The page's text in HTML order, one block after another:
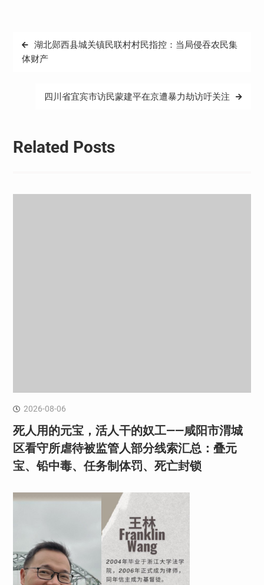
文
章
湖北郧西县城关镇民联村村民指控：当局侵吞农民集
体财产
四川省宜宾市访民蒙建平在京遭暴力劫访吁关注
Related Posts
2026-08-06
死人用的元宝，活人干的奴工——咸阳市渭城
区看守所虐待被监管人部分线索汇总：叠元
宝、铅中毒、任务制体罚、死亡封锁